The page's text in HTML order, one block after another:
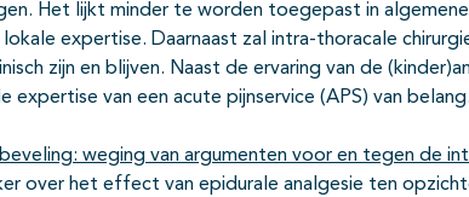
Het lijkt minder te worden toegepast in
expertise. Daarnaast zal intra-thoracale
zijn en blijven. Naast de ervaring van de
van een acute pijnservice (APS) van belang.
weging van argumenten voor en tegen de
over het effect van epidurale analgesie ten